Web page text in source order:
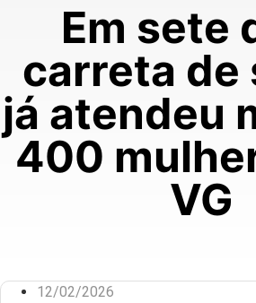
Em sete
carreta de
já atendeu
400
VG
12/02/2026